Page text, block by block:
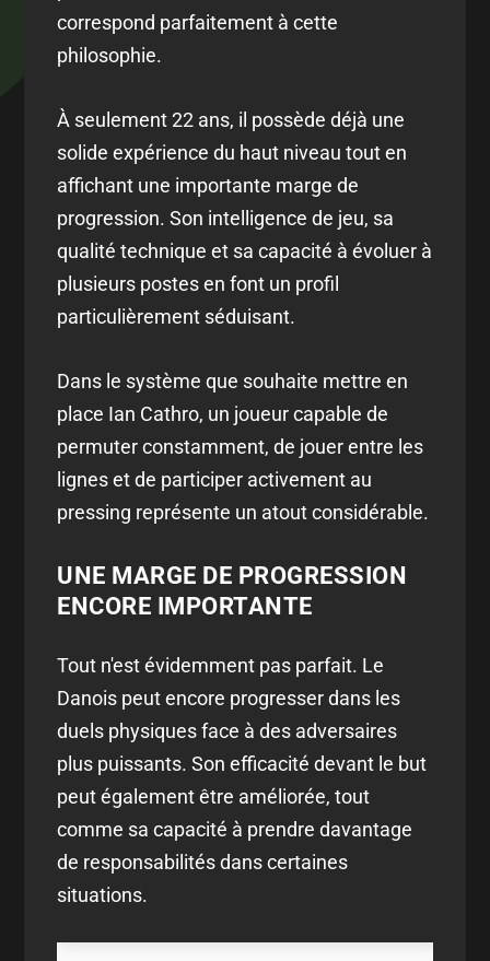
correspond parfaitement à cette
philosophie.
À seulement 22 ans, il possède déjà une
solide expérience du haut niveau tout en
affichant une importante marge de
progression. Son intelligence de jeu, sa
qualité technique et sa capacité à évoluer à
plusieurs postes en font un profil
particulièrement séduisant.
Dans le système que souhaite mettre en
place Ian Cathro, un joueur capable de
permuter constamment, de jouer entre les
lignes et de participer activement au
pressing représente un atout considérable.
UNE MARGE DE PROGRESSION
ENCORE IMPORTANTE
Tout n'est évidemment pas parfait. Le
Danois peut encore progresser dans les
duels physiques face à des adversaires
plus puissants. Son efficacité devant le but
peut également être améliorée, tout
comme sa capacité à prendre davantage
de responsabilités dans certaines
situations.